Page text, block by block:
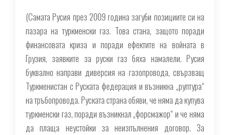
(Самата Русия през 2009 година загуби позициите си на
пазара на туркменски газ. Това стана, защото поради
финансовата криза и поради ефектите на войната в
Грузия, заявките за руски газ бяха намалели. Русия
буквално направи диверсия на газопровода, свързващ
Туркменистан с Руската федерация и възникна „руптура“
на тръбопровода. Руската страна обяви, че няма да купува
туркменски газ, поради възникнал „форсмажор“ и че няма
да плаща неустойки за неизпълнения договор. За